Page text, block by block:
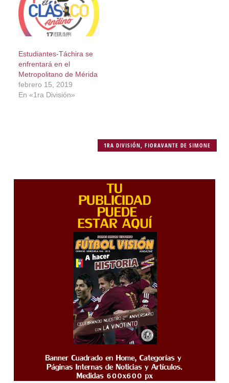
Estudiantes-Táchira se
enfrentará en el
Metropolitano de Mérida
febrero 15, 2019
En «1ra División»
1RA DIVISIÓN,FIORAVANTE DE SIMONE